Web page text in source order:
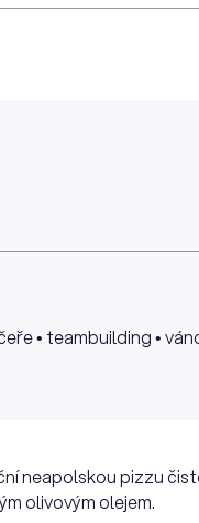
• teambuilding •
neapolskou pizzu
olivovým olejem.